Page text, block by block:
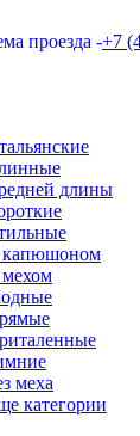
проезда -+7
длины
меха
категории